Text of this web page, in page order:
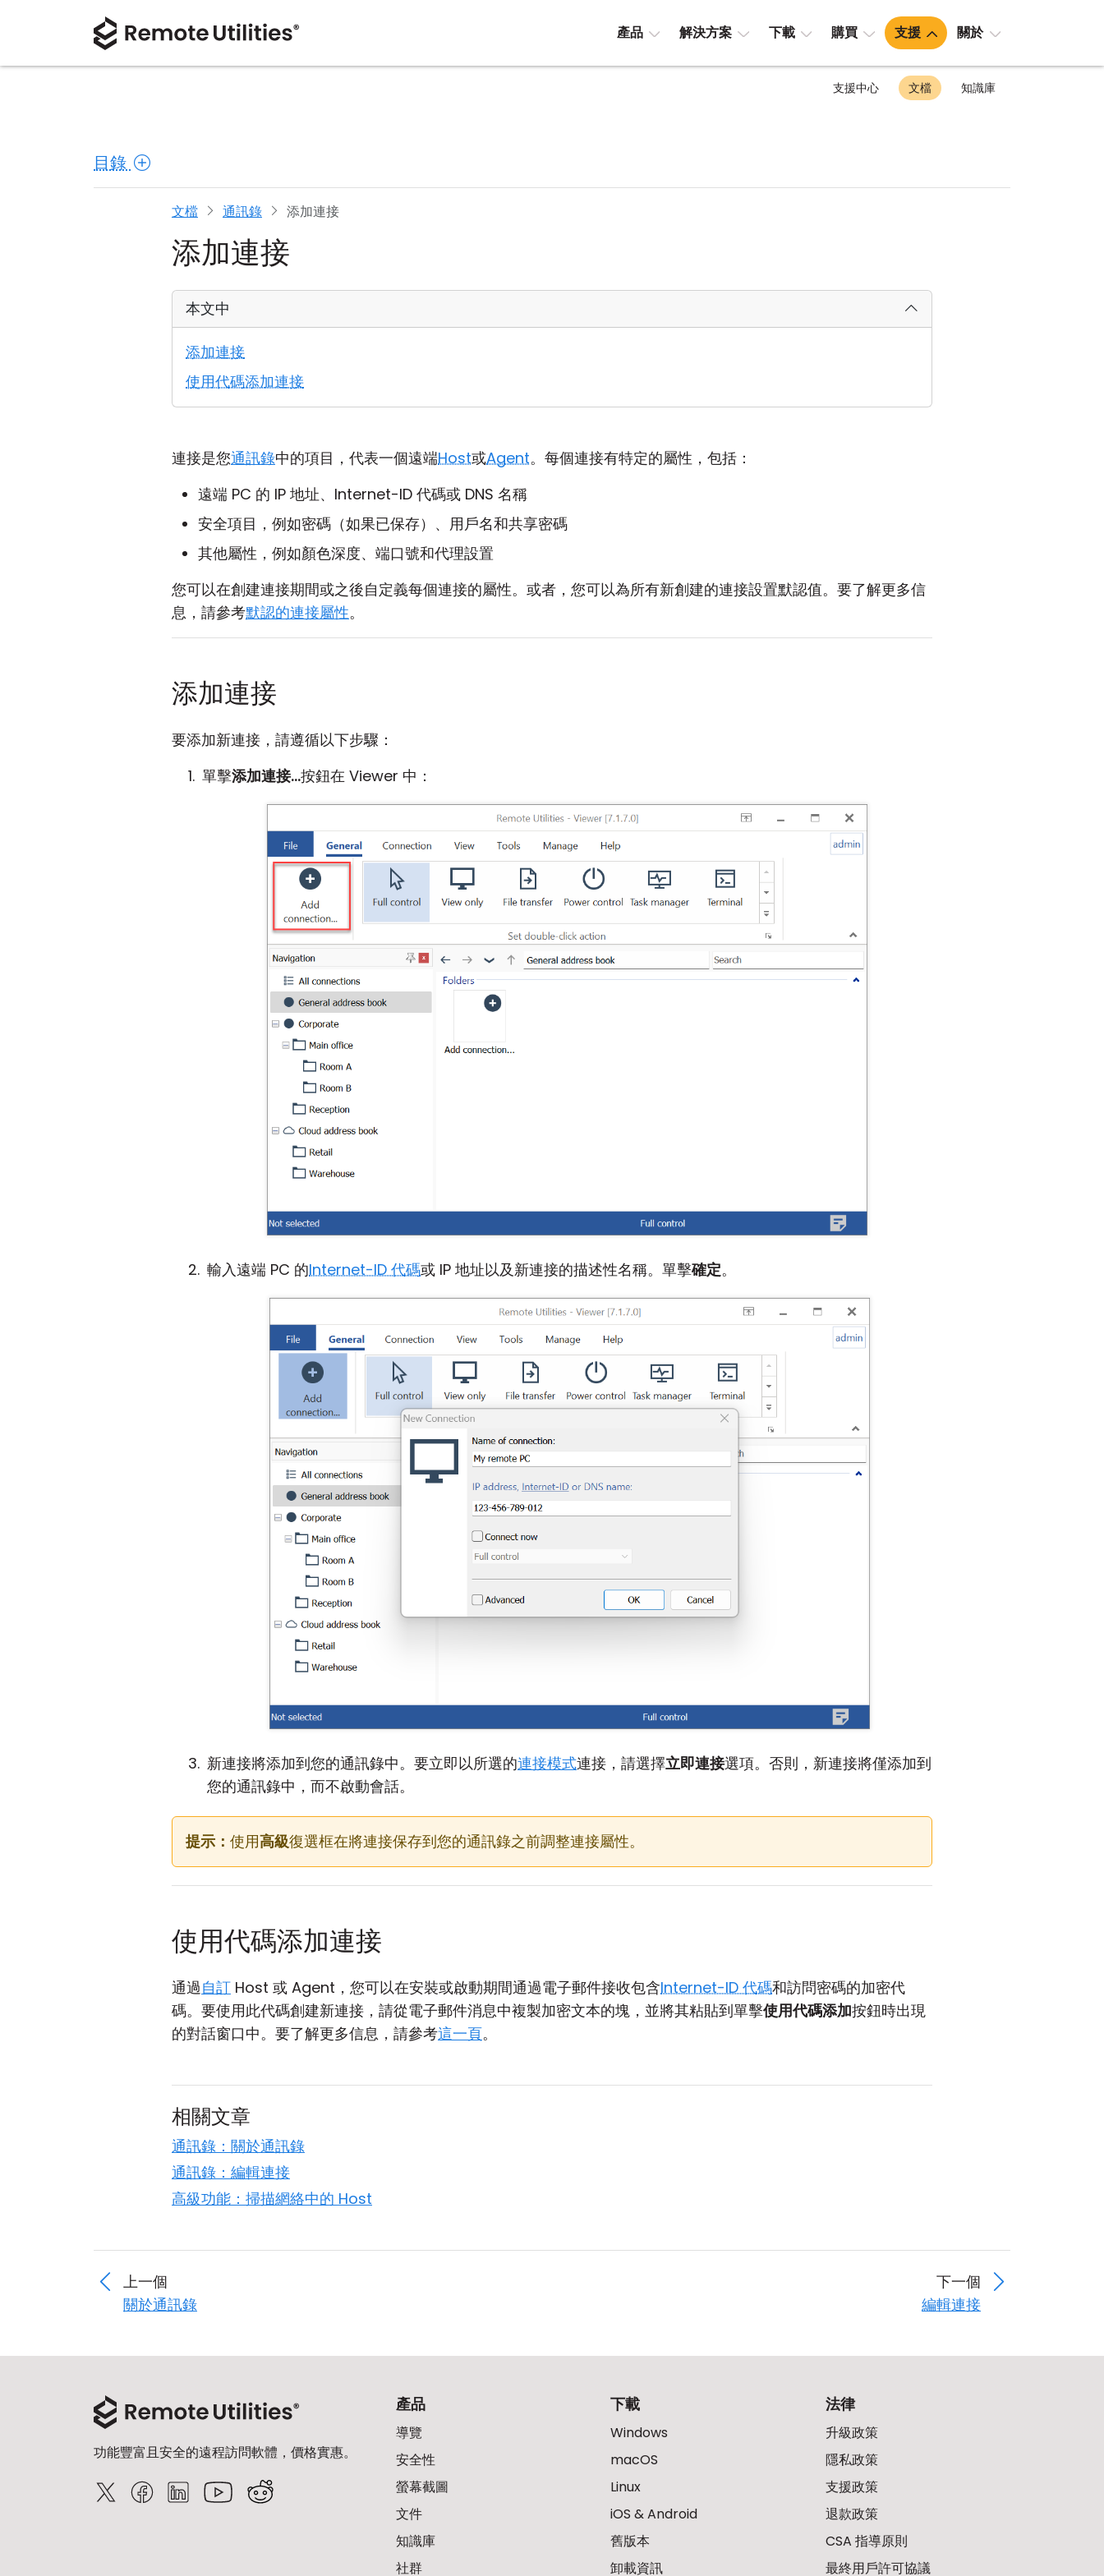
產品 解決方案 下載 購買 支援 關於
支援中心 文檔 知識庫
目錄
文檔 通訊錄 添加連接
添加連接
本文中
添加連接
使用代碼添加連接
連接是您通訊錄中的項目，代表一個遠端Host或Agent。每個連接有特定的屬性，包括：
遠端 PC 的 IP 地址、Internet-ID 代碼或 DNS 名稱
安全項目，例如密碼（如果已保存）、用戶名和共享密碼
其他屬性，例如顏色深度、端口號和代理設置
您可以在創建連接期間或之後自定義每個連接的屬性。或者，您可以為所有新創建的連接設置默認值。要了解更多信
息，請參考默認的連接屬性。
添加連接
要添加新連接，請遵循以下步驟：
單擊添加連接...按鈕在 Viewer 中：
輸入遠端 PC 的Internet-ID 代碼或 IP 地址以及新連接的描述性名稱。單擊確定。
新連接將添加到您的通訊錄中。要立即以所選的連接模式連接，請選擇立即連接選項。否則，新連接將僅添加到
您的通訊錄中，而不啟動會話。
提示： 使用高級復選框在將連接保存到您的通訊錄之前調整連接屬性。
使用代碼添加連接
通過自訂 Host 或 Agent，您可以在安裝或啟動期間通過電子郵件接收包含Internet-ID 代碼和訪問密碼的加密代
碼。要使用此代碼創建新連接，請從電子郵件消息中複製加密文本的塊，並將其粘貼到單擊使用代碼添加按鈕時出現
的對話窗口中。要了解更多信息，請參考這一頁。
相關文章
通訊錄：關於通訊錄
通訊錄：編輯連接
高級功能：掃描網絡中的 Host
上一個
關於通訊錄
下一個
編輯連接
功能豐富且安全的遠程訪問軟體，價格實惠。
產品
導覽
安全性
螢幕截圖
文件
知識庫
社群
下載
Windows
macOS
Linux
iOS & Android
舊版本
卸載資訊
法律
升級政策
隱私政策
支援政策
退款政策
CSA 指導原則
最終用戶許可協議